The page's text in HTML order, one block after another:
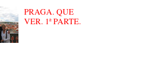
PRAGA. QUE
VER. 1ª PARTE.